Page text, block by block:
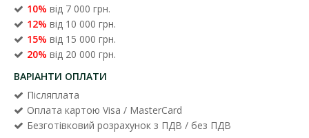
10% від 7 000 грн.
12% від 10 000 грн.
15% від 15 000 грн.
20% від 20 000 грн.
ВАРІАНТИ ОПЛАТИ
Післяплата
Оплата картою Visa / MasterCard
Безготівковий розрахунок з ПДВ / без ПДВ